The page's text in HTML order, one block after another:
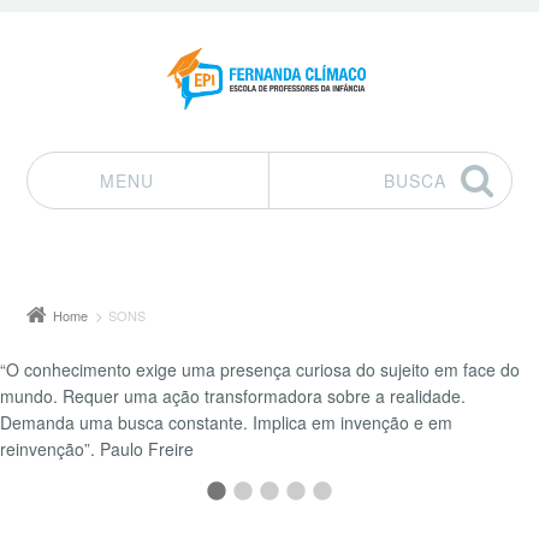
MENU
BUSCA
Home SONS
“O conhecimento exige uma presença curiosa do sujeito em face do
mundo. Requer uma ação transformadora sobre a realidade.
Demanda uma busca constante. Implica em invenção e em
reinvenção”. Paulo Freire